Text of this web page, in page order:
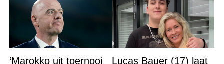
‘Marokko uit toernooi
Lucas Bauer (17) laat